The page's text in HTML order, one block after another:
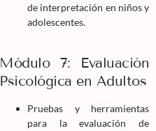
de interpretación en niños y
adolescentes.
Módulo 7: Evaluación
Psicológica en Adultos
Pruebas y herramientas
para la evaluación de